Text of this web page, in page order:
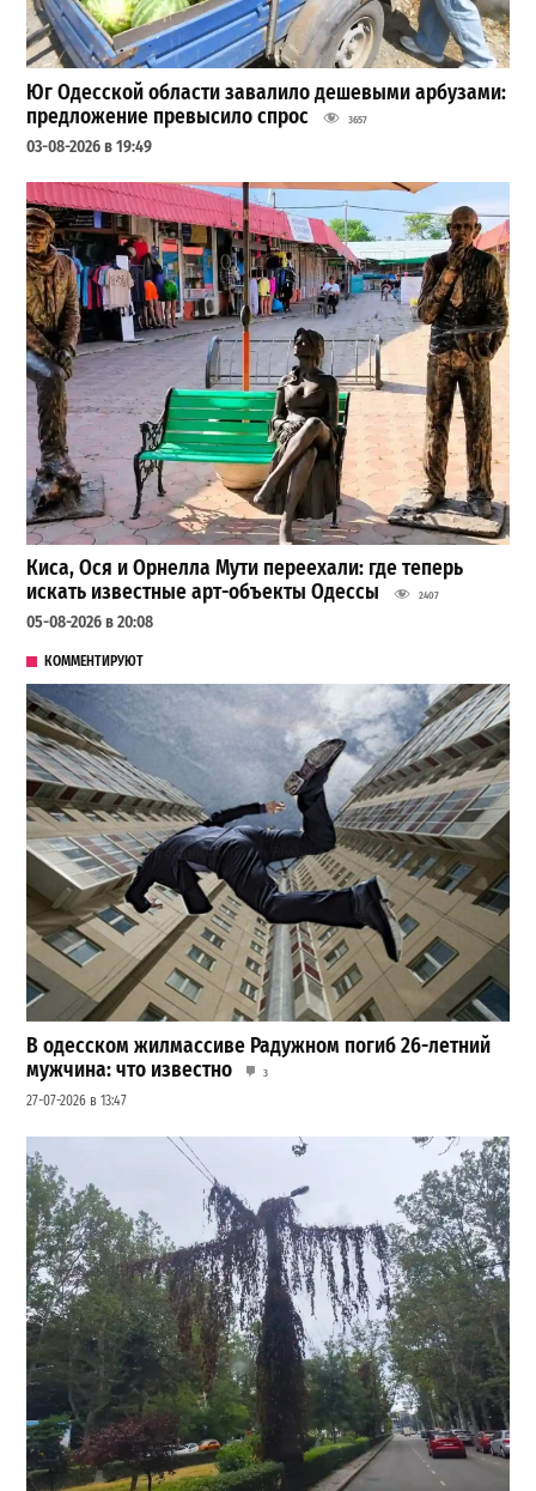
Юг Одесской области завалило дешевыми арбузами:
предложение превысило спрос
3657
03-08-2026 в 19:49
Киса, Ося и Орнелла Мути переехали: где теперь
искать известные арт-объекты Одессы
2407
05-08-2026 в 20:08
КОММЕНТИРУЮТ
В одесском жилмассиве Радужном погиб 26-летний
мужчина: что известно
3
27-07-2026 в 13:47